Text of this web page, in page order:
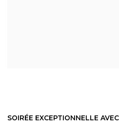
SOIRÉE EXCEPTIONNELLE